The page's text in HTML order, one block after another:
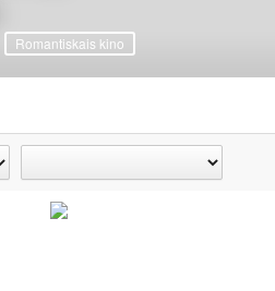
Romantiskais kino